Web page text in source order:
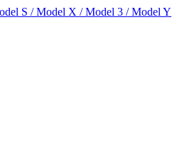
S / Model X / Model 3 / Model Y